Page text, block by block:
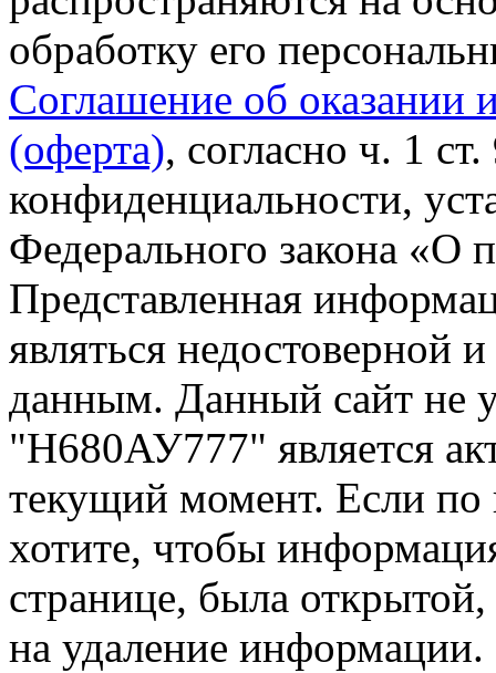
обработку его
Соглашение об оказании
(оферта), согласно ч. 1
конфиденциальности,
Федерального закона «О
Представленная
являться недостоверной
данным. Данный сайт не
"Н680АУ777" является
текущий момент. Если
хотите, чтобы
странице, была открытой,
на удаление информации.